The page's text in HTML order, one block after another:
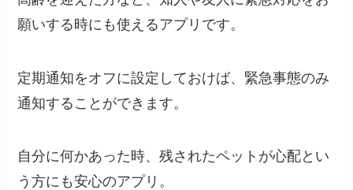
願いする時にも使えるアプリです。
定期通知をオフに設定しておけば、緊急事態のみ
通知することができます。
自分に何かあった時、残されたペットが心配とい
う方にも安心のアプリ。